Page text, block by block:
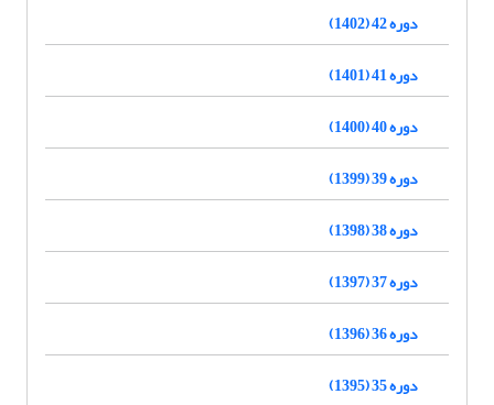
دوره 42 (1402)
دوره 41 (1401)
دوره 40 (1400)
دوره 39 (1399)
دوره 38 (1398)
دوره 37 (1397)
دوره 36 (1396)
دوره 35 (1395)